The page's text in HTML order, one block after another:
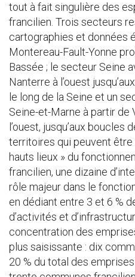
tout à fait singulière des
francilien. Trois secteurs
cartographies et données
Montereau-Fault-Yonne
Bassée ; le secteur Seine
Nanterre à l’ouest
le long de la Seine et un
Seine-et-Marne à partir de
l’ouest, jusqu’aux boucles
territoires qui peuvent
hauts lieux » du
francilien, une dizaine
rôle majeur dans le
en dédiant entre 3 et 6 %
d’activités et
concentration des
plus saisissante : dix
20 % du total des